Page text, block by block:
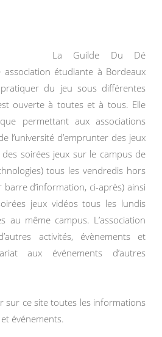
La Guilde Du Dé
association étudiante à Bordeaux
du jeu sous différentes
ouverte à toutes et à tous. Elle
permettant aux associations
l’université d’emprunter des jeux
soirées jeux sur le campus de
tous les vendredis hors
barre d’information, ci-après) ainsi
jeux vidéos tous les lundis
au même campus. L’association
activités, évènements et
aux événements d’autres
sur ce site toutes les informations
événements.